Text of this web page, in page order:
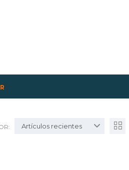
Artículos recientes